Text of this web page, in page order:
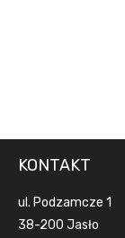
KONTAKT
ul. Podzamcze 1
38-200 Jasło